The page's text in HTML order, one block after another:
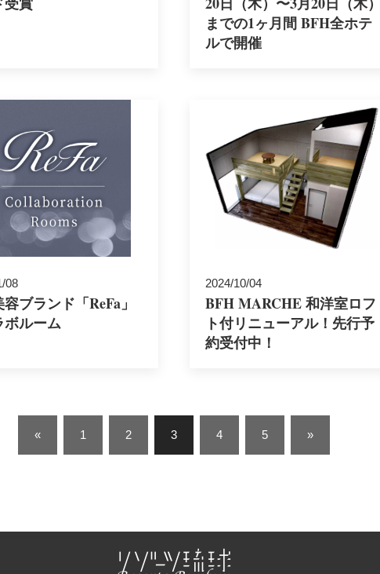
までの1ヶ月間 BFH全ホテ
ルで開催
08
ブランド「ReFa」
ボルーム
2024/10/04
BFH MARCHE 和洋室ロフ
ト付リニューアル！先行予
約受付中！
« 1 2 3 4 5 »